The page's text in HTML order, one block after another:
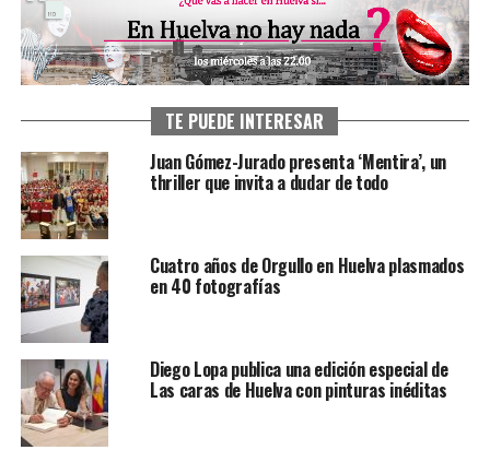
TE PUEDE INTERESAR
Juan Gómez-Jurado presenta ‘Mentira’, un
thriller que invita a dudar de todo
Cuatro años de Orgullo en Huelva plasmados
en 40 fotografías
Diego Lopa publica una edición especial de
Las caras de Huelva con pinturas inéditas